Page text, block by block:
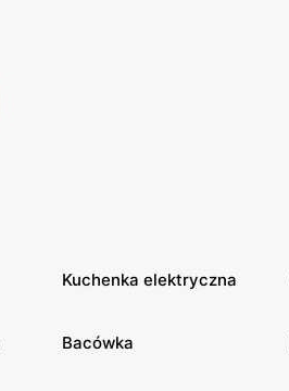
Kuchenka elektryczna
Bacówka